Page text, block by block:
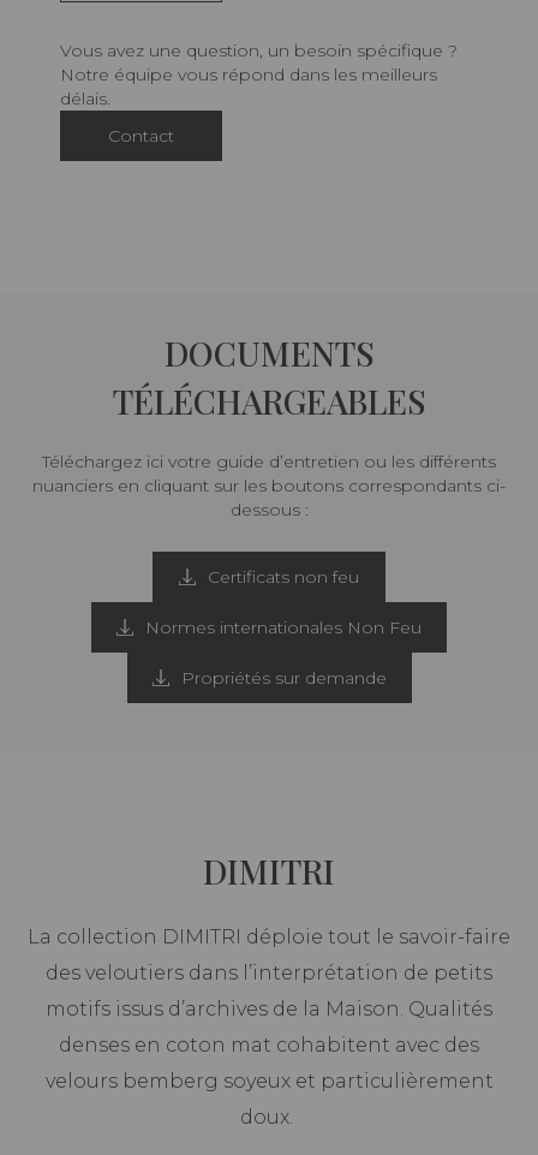
Vous avez une question, un besoin spécifique ?
Notre équipe vous répond dans les meilleurs
délais.
Contact
DOCUMENTS
TÉLÉCHARGEABLES
Téléchargez ici votre guide d’entretien ou les différents
nuanciers en cliquant sur les boutons correspondants ci-
dessous :
Certificats non feu
Normes internationales Non Feu
Propriétés sur demande
DIMITRI
La collection DIMITRI déploie tout le savoir-faire
des veloutiers dans l’interprétation de petits
motifs issus d’archives de la Maison. Qualités
denses en coton mat cohabitent avec des
velours bemberg soyeux et particulièrement
doux.